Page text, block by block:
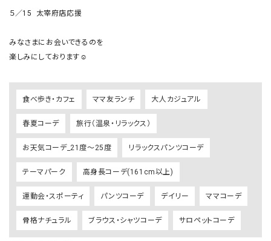
５／15  太宰府店応援
みなさまにお会いできるのを
食べ歩き・カフェ ママ友ランチ 大人カジュアル
春夏コーデ 旅行（温泉・リラックス）
お天気コーデ_21度～25度 リラックスパンツコーデ
テーマパーク 高身長コーデ(161cm以上)
運動会・スポーティ パンツコーデ デイリー ママコーデ
骨格ナチュラル ブラウス・シャツコーデ サロペットコーデ